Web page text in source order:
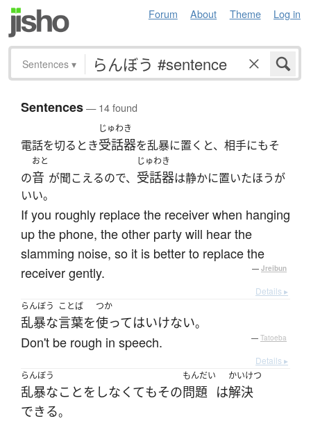
Forum About Theme Log in
Sentences ▾
Sentences— 14 found
電話を切るとき
じゅわき
受話器を乱暴に置くと、相手にもそ
の
おと
音 が聞こえるので、
じゅわき
受話器は静かに置いたほうが
いい。
If you roughly replace the receiver when hanging
up the phone, the other party will hear the
slamming noise, so it is better to replace the
receiver gently.
— Jreibun
Details ▸
らんぼう
乱暴な
ことば
言葉を
つか
使ってはいけない。
Don't be rough in speech. — Tatoeba
Details ▸
らんぼう
乱暴なことを しなくてもその
もんだい
問題 は
かいけつ
解決
できる。